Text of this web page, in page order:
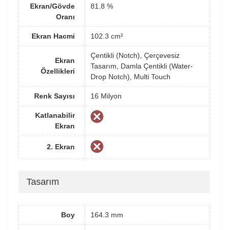
Ekran/Gövde
Oranı
81.8 %
Ekran Hacmi 102.3 cm²
Ekran
Özellikleri
Çentikli (Notch), Çerçevesiz
Tasarım, Damla Çentikli (Water-
Drop Notch), Multi Touch
Renk Sayısı 16 Milyon
Katlanabilir
Ekran
2. Ekran
Tasarım
Boy 164.3 mm